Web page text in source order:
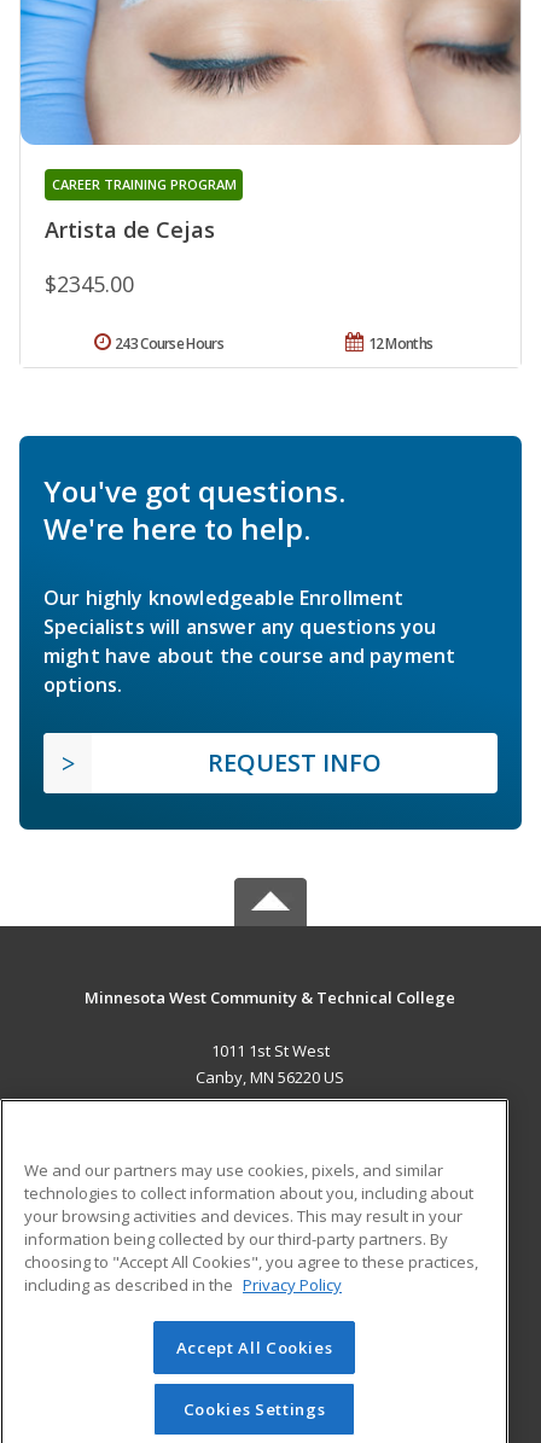
Artista de Cejas
CAREER TRAINING PROGRAM
$2345.00
12 Months
243 Course Hours
You've got questions.
We're here to help.
Our highly knowledgeable Enrollment
Specialists will answer any questions you
might have about the course and payment
options.
REQUEST INFO
Minnesota West Community & Technical College
1011 1st St West
Canby, MN 56220 US
ADDITIONAL RESOURCES
Military
Financial Assistance
Help
Student Blog
© 2026 ed2go, a division of Cengage Learning. All rights
reserved. The material on this site cannot be reproduced or
redistributed unless you have obtained prior written
permission from Cengage Learning.Privacy Policy
We and our partners may use cookies, pixels, and similar
technologies to collect information about you, including about
your browsing activities and devices. This may result in your
information being collected by our third-party partners. By
choosing to "Accept All Cookies", you agree to these practices,
including as described in the Privacy Policy
Accept All Cookies
Cookies Settings